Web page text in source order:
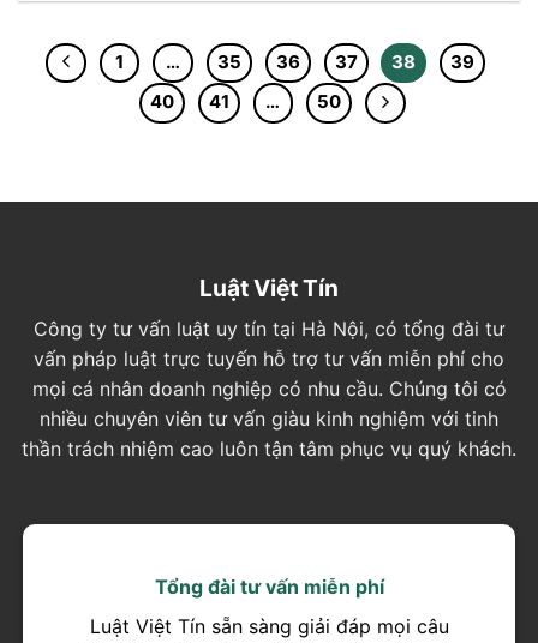
1 … 35 36 37 38
39
40
41 … 50
Luật Việt Tín
Công ty tư vấn luật uy tín tại Hà Nội, có tổng đài tư
vấn pháp luật trực tuyến hỗ trợ tư vấn miễn phí cho
mọi cá nhân doanh nghiệp có nhu cầu. Chúng tôi có
nhiều chuyên viên tư vấn giàu kinh nghiệm với tinh
thần trách nhiệm cao luôn tận tâm phục vụ quý khách.
Tổng đài tư vấn miễn phí
Luật Việt Tín sẵn sàng giải đáp mọi câu